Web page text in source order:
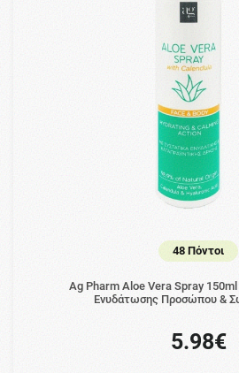
48 Πόντοι
Ag Pharm Aloe Vera Spray 150ml
Ενυδάτωσης Προσώπου &
5.98€